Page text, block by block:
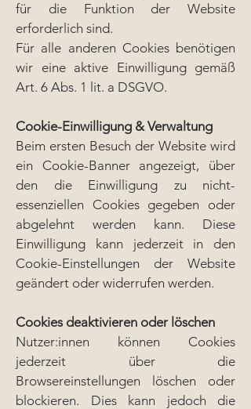
für die Funktion der Website
erforderlich sind.
Für alle anderen Cookies benötigen
wir eine aktive Einwilligung gemäß
Art. 6 Abs. 1 lit. a DSGVO.
Cookie-Einwilligung & Verwaltung
Beim ersten Besuch der Website wird
ein Cookie-Banner angezeigt, über
den die Einwilligung zu nicht-
essenziellen Cookies gegeben oder
abgelehnt werden kann. Diese
Einwilligung kann jederzeit in den
Cookie-Einstellungen der Website
geändert oder widerrufen werden.
Cookies deaktivieren oder löschen
Nutzer:innen können Cookies
jederzeit über die
Browsereinstellungen löschen oder
blockieren. Dies kann jedoch die